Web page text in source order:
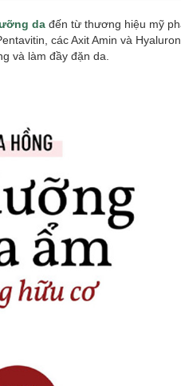
da đến từ thương hiệu mỹ
các Axit Amin và
và làm đầy đặn da.